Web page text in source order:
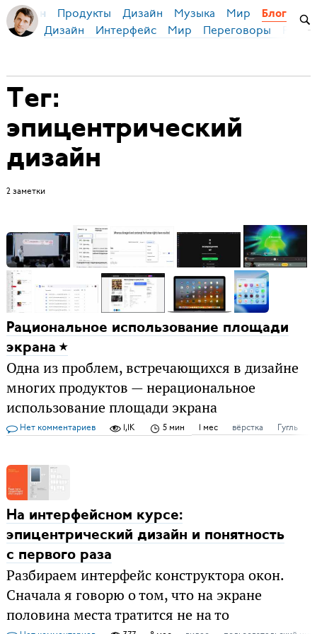
Бирман Продукты Дизайн Музыка Мир Блог
Дизайн Интерфейс Мир Переговоры
Тег:
эпицентрический
дизайн
2 заметки
Рациональное использование площади
экрана
Одна из проблем, встречающихся в дизайне
многих продуктов — нерациональное
использование площади экрана
Нет комментариев 1,1K 5 мин 1 мес вёрстка Гугль
На интерфейсном курсе:
эпицентрический дизайн и понятность
с первого раза
Разбираем интерфейс конструктора окон.
Сначала я говорю о том, что на экране
половина места тратится не на то